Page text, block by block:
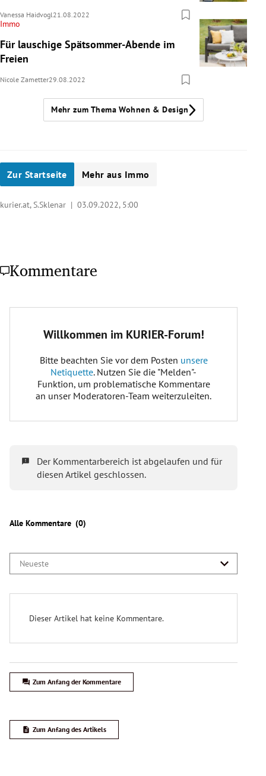
Vanessa Haidvogl21.08.2022
Immo
Für lauschige Spätsommer-Abende im
Freien
Nicole Zametter29.08.2022
Mehr zum Thema Wohnen & Design
Zur Startseite Mehr aus Immo
kurier.at, S.Sklenar | 03.09.2022, 5:00
Kommentare